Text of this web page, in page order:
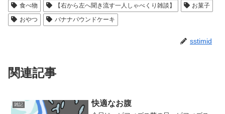
食べ物 【右から左へ聞き流す一人しゃべくり雑談】
お菓子
おやつ
バナナパウンドケーキ
sstimid
関連記事
雑記 快適なお腹